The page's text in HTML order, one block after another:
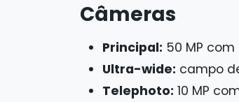
Câmeras
Principal: 50 MP
Ultra-wide: campo
Telephoto: 10 MP